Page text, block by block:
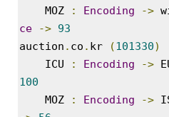
MOZ
: Encoding ->
ce
-> 93
auction . co . kr (101330)
ICU
: Encoding ->
100
MOZ
: Encoding ->
Daweikala
1.5V
Li-